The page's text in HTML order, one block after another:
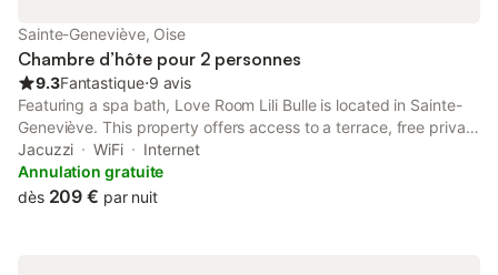
Sainte-Geneviève, Oise
Chambre d’hôte pour 2 personnes
9.3Fantastique⋅9 avis
Featuring a spa bath, Love Room Lili Bulle is located in Sainte-
Geneviève. This property offers access to a terrace, free private
parking and free WiFi. The property is non-smoking and is
situated 19 km from Beauvais Railway.
Jacuzzi WiFi
Internet
Annulation gratuite
dès 209 € par nuit